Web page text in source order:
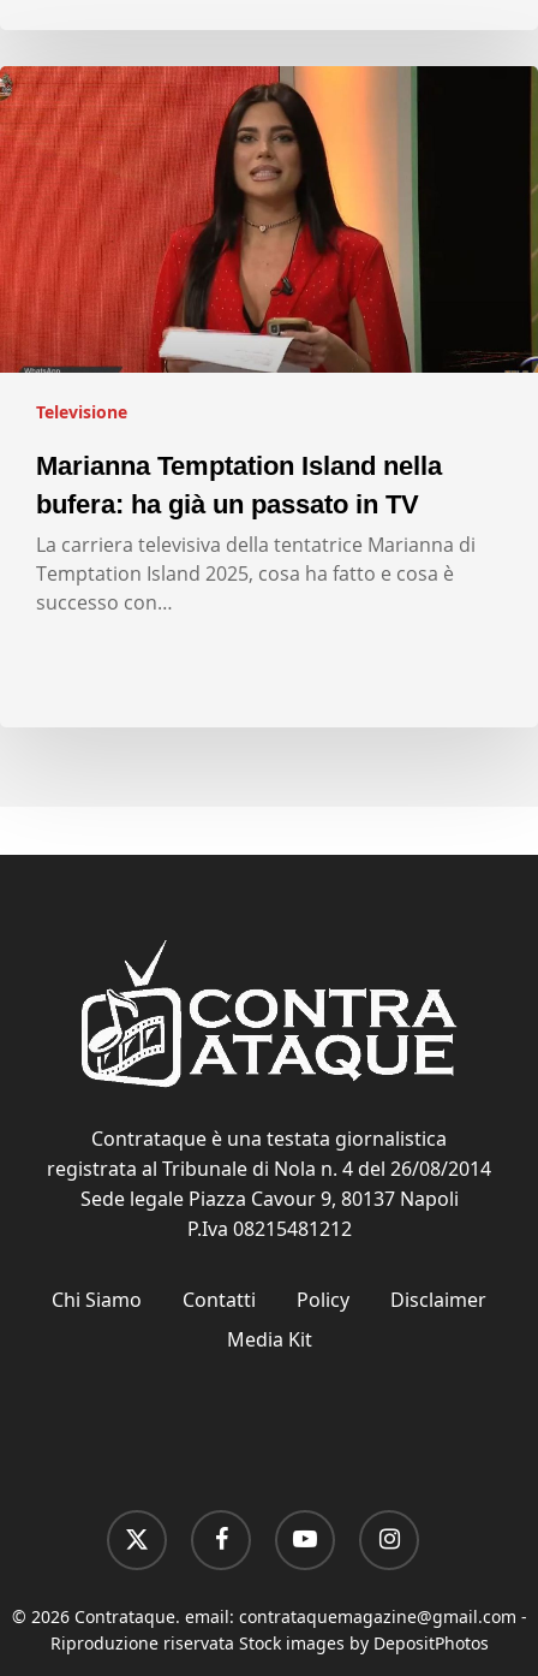
Televisione
Marianna Temptation Island nella
bufera: ha già un passato in TV
La carriera televisiva della tentatrice Marianna di
Temptation Island 2025, cosa ha fatto e cosa è
successo con…
Contrataque è una testata giornalistica
registrata al Tribunale di Nola n. 4 del 26/08/2014
Sede legale Piazza Cavour 9, 80137 Napoli
P.Iva 08215481212
Chi Siamo Contatti Policy
Disclaimer
Media Kit
x-
twitter
facebook youtube instagram
© 2026 Contrataque. email: contrataquemagazine@gmail.com -
Riproduzione riservata Stock images by DepositPhotos